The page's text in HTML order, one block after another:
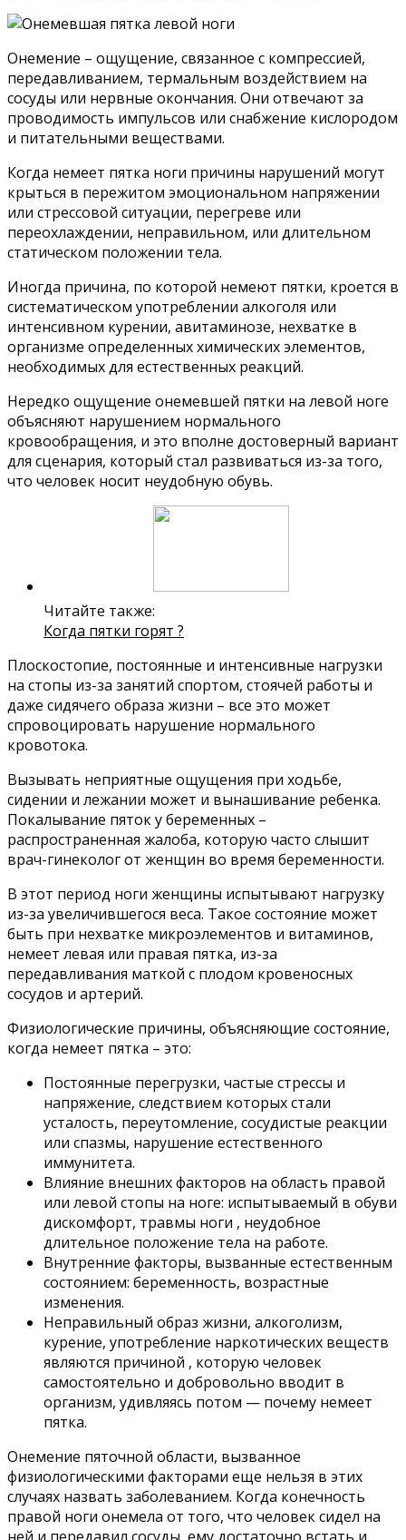
Онемение – ощущение, связанное с компрессией,
передавливанием, термальным воздействием на
сосуды или нервные окончания. Они отвечают за
проводимость импульсов или снабжение кислородом
и питательными веществами.
Когда немеет пятка ноги причины нарушений могут
крыться в пережитом эмоциональном напряжении
или стрессовой ситуации, перегреве или
переохлаждении, неправильном, или длительном
статическом положении тела.
Иногда причина, по которой немеют пятки, кроется в
систематическом употреблении алкоголя или
интенсивном курении, авитаминозе, нехватке в
организме определенных химических элементов,
необходимых для естественных реакций.
Нередко ощущение онемевшей пятки на левой ноге
объясняют нарушением нормального
кровообращения, и это вполне достоверный вариант
для сценария, который стал развиваться из-за того,
что человек носит неудобную обувь.
Читайте также:
Когда пятки горят ?
Плоскостопие, постоянные и интенсивные нагрузки
на стопы из-за занятий спортом, стоячей работы и
даже сидячего образа жизни – все это может
спровоцировать нарушение нормального
кровотока.
Вызывать неприятные ощущения при ходьбе,
сидении и лежании может и вынашивание ребенка.
Покалывание пяток у беременных –
распространенная жалоба, которую часто слышит
врач-гинеколог от женщин во время беременности.
В этот период ноги женщины испытывают нагрузку
из-за увеличившегося веса. Такое состояние может
быть при нехватке микроэлементов и витаминов,
немеет левая или правая пятка, из-за
передавливания маткой с плодом кровеносных
сосудов и артерий.
Физиологические причины, объясняющие состояние,
когда немеет пятка – это:
Постоянные перегрузки, частые стрессы и
напряжение, следствием которых стали
усталость, переутомление, сосудистые реакции
или спазмы, нарушение естественного
иммунитета.
Влияние внешних факторов на область правой
или левой стопы на ноге: испытываемый в обуви
дискомфорт, травмы ноги , неудобное
длительное положение тела на работе.
Внутренние факторы, вызванные естественным
состоянием: беременность, возрастные
изменения.
Неправильный образ жизни, алкоголизм,
курение, употребление наркотических веществ
являются причиной , которую человек
самостоятельно и добровольно вводит в
организм, удивляясь потом — почему немеет
пятка.
Онемение пяточной области, вызванное
физиологическими факторами еще нельзя в этих
случаях назвать заболеванием. Когда конечность
правой ноги онемела от того, что человек сидел на